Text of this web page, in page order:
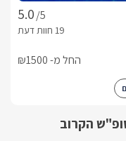
/5
החל מ- ₪1500
הקרוב